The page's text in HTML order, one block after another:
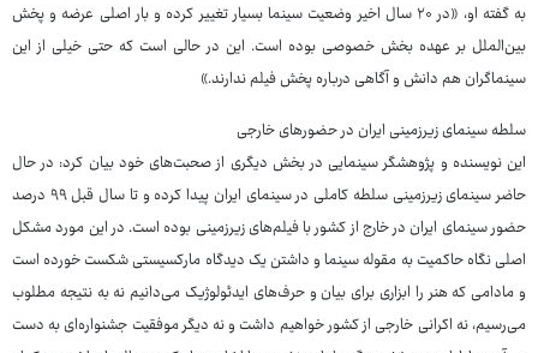
به گفته او، «در ۲۰ سال اخیر وضعیت سینما بسیار تغییر کرده و بار اصلی عرضه و پخش
بین‌الملل بر عهده بخش خصوصی بوده است. این در حالی است که حتی خیلی از این
سینماگران هم دانش و آگاهی درباره پخش فیلم ندارند.»
سلطه سینمای زیرزمینی ایران در حضورهای خارجی
این نویسنده و پژوهشگر سینمایی در بخش دیگری از صحبت‌های خود بیان کرد: در حال
حاضر سینمای زیرزمینی سلطه کاملی در سینمای ایران پیدا کرده و تا سال قبل ۹۹ درصد
حضور سینمای ایران در خارج از کشور با فیلم‌های زیرزمینی بوده است. در این مورد مشکل
اصلی نگاه حاکمیت به مقوله سینما و داشتن یک دیدگاه مارکسیستی شکست خورده است
و مادامی که هنر را ابزاری برای بیان و حرف‌های ایدئولوژیک می‌دانیم نه به نتیجه مطلوب
می‌رسیم، نه اکرانی خارجی از کشور خواهیم داشت و نه دیگر موفقیت جشنواره‌ای به دست